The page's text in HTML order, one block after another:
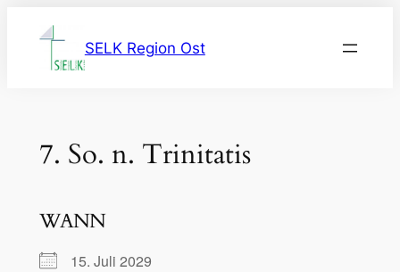
Inhalt
springen
SELK Region Ost
7. So. n. Trinitatis
WANN
15. Juli 2029